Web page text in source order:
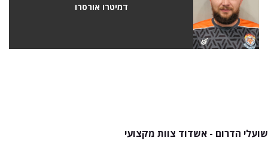
דמיטרו אורסרו
שועלי הדרום - אשדוד צוות מקצועי